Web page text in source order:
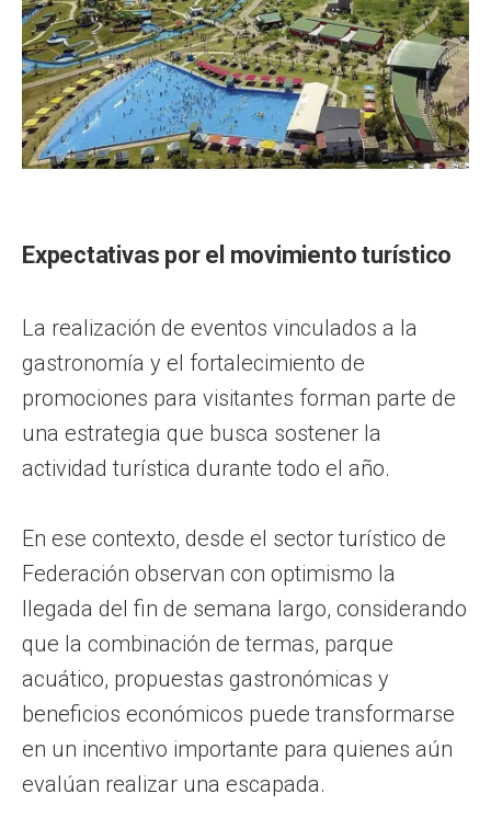
Expectativas por el movimiento turístico
La realización de eventos vinculados a la
gastronomía y el fortalecimiento de
promociones para visitantes forman parte de
una estrategia que busca sostener la
actividad turística durante todo el año.
En ese contexto, desde el sector turístico de
Federación observan con optimismo la
llegada del fin de semana largo, considerando
que la combinación de termas, parque
acuático, propuestas gastronómicas y
beneficios económicos puede transformarse
en un incentivo importante para quienes aún
evalúan realizar una escapada.